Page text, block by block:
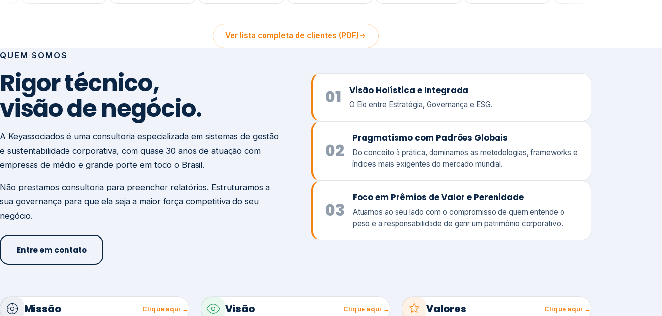
Ver lista completa de clientes (PDF)
QUEM SOMOS
Rigor técnico,
visão de negócio.
A Keyassociados é uma consultoria especializada em sistemas de gestão
e sustentabilidade corporativa, com quase 30 anos de atuação com
empresas de médio e grande porte em todo o Brasil.
Não prestamos consultoria para preencher relatórios. Estruturamos a
sua governança para que ela seja a maior força competitiva do seu
negócio.
Entre em contato
01 Visão Holística e Integrada
O Elo entre Estratégia, Governança e ESG.
02
Pragmatismo com Padrões Globais
Do conceito à prática, dominamos as metodologias, frameworks e
índices mais exigentes do mercado mundial.
03
Foco em Prêmios de Valor e Perenidade
Atuamos ao seu lado com o compromisso de quem entende o
peso e a responsabilidade de gerir um patrimônio corporativo.
Missão Clique aqui → Visão Clique aqui → Valores Clique aqui →